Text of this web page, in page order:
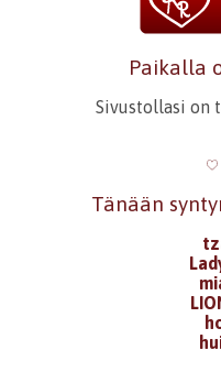
Paikalla
Sivustollasi on
Tänään